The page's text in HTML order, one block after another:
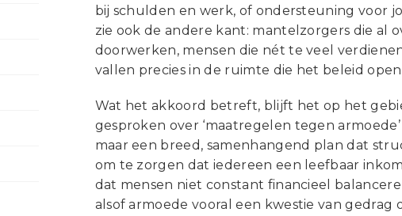
bij schulden en werk, of ondersteuning voor
zie ook de andere kant: mantelzorgers die al
doorwerken, mensen die nét te veel
vallen precies in de ruimte die het beleid
Wat het akkoord betreft, blijft het op het
gesproken over ‘maatregelen tegen
maar een breed, samenhangend plan dat
om te zorgen dat iedereen een leefbaar
dat mensen niet constant financieel
alsof armoede vooral een kwestie van